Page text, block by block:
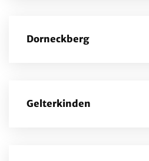
Dorneckberg
Gelterkinden